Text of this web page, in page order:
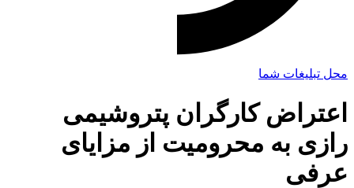
محل تبلیغات شما
اعتراض کارگران پتروشیمی
رازی به محرومیت از مزایای
عرفی